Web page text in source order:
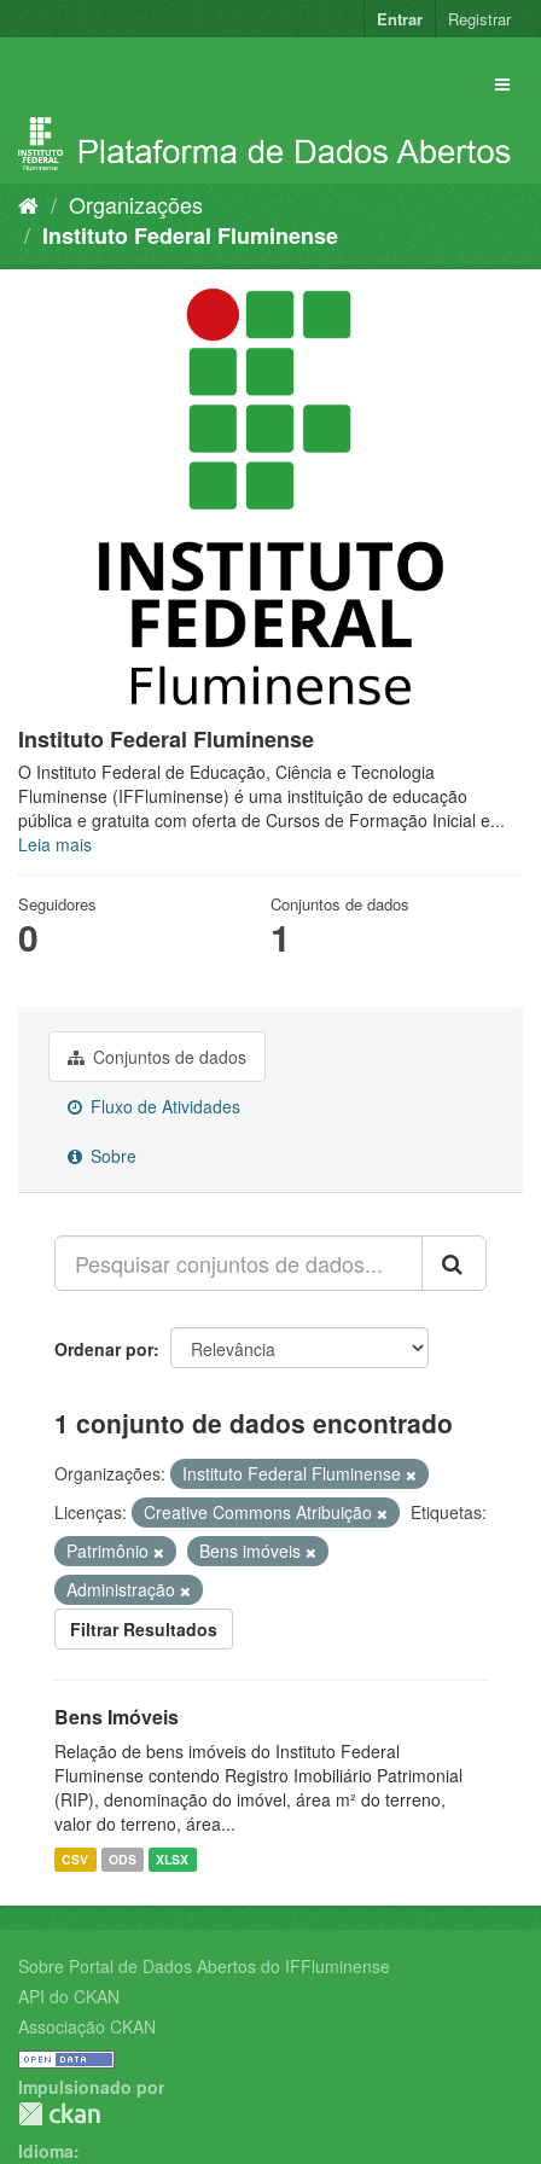
para
Entrar Registrar
Organizações
Instituto Federal Fluminense
Instituto Federal Fluminense
O Instituto Federal de Educação, Ciência e Tecnologia
Fluminense (IFFluminense) é uma instituição de educação
pública e gratuita com oferta de Cursos de Formação Inicial e...
Leia mais
Seguidores
0
Conjuntos de dados
1
Conjuntos de dados
Fluxo de Atividades
Sobre
Ordenar por
1 conjunto de dados encontrado
Organizações:
Instituto Federal Fluminense
Licenças:
Creative Commons Atribuição
Etiquetas:
Patrimônio
Bens imóveis
Administração
Filtrar Resultados
Bens Imóveis
Relação de bens imóveis do Instituto Federal
Fluminense contendo Registro Imobiliário Patrimonial
(RIP), denominação do imóvel, área m² do terreno,
valor do terreno, área...
CSV ODS XLSX
Sobre Portal de Dados Abertos do IFFluminense
API do CKAN
Associação CKAN
Impulsionado por
Idioma